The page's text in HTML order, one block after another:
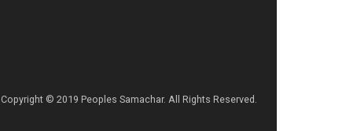
Copyright © 2019 Peoples Samachar. All Rights Reserved.